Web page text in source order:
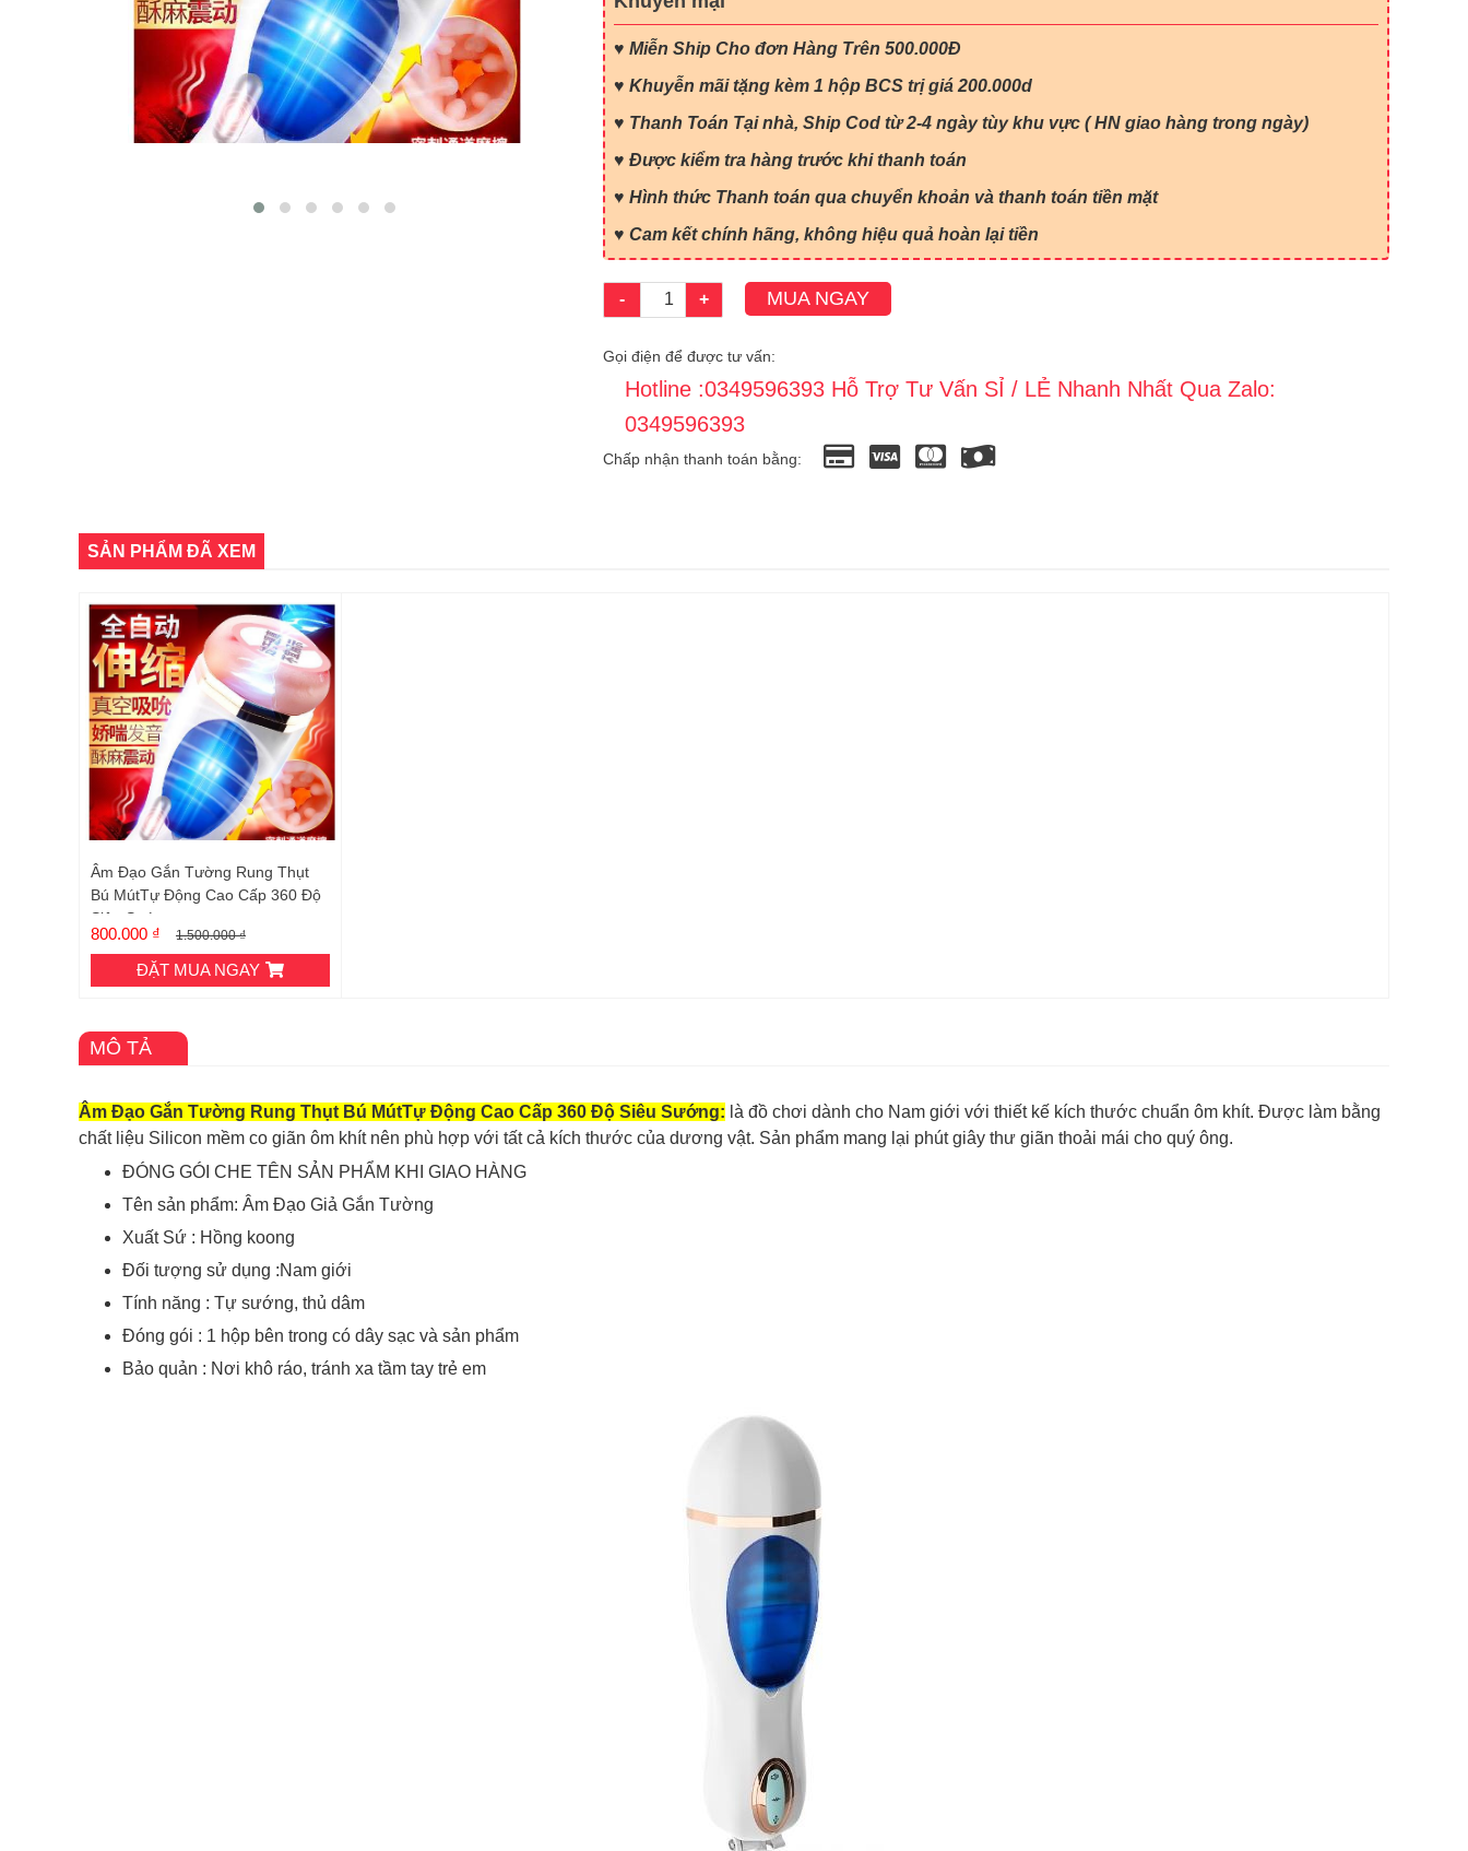
♥ Miễn Ship Cho đơn Hàng Trên 500.000Đ
♥ Khuyễn mãi tặng kèm 1 hộp BCS trị giá 200.000d
♥ Thanh Toán Tại nhà, Ship Cod từ 2-4 ngày tùy khu vực ( HN giao hàng trong ngày)
♥ Được kiểm tra hàng trước khi thanh toán
♥ Hình thức Thanh toán qua chuyển khoản và thanh toán tiền mặt
♥ Cam kết chính hãng, không hiệu quả hoàn lại tiền
- + MUA NGAY
Gọi điện để được tư vấn:
Hotline :0349596393 Hỗ Trợ Tư Vấn SỈ / LẺ Nhanh Nhất Qua Zalo:
0349596393
Chấp nhận thanh toán bằng:
SẢN PHẨM ĐÃ XEM
Âm Đạo Gắn Tường Rung Thụt
Bú MútTự Động Cao Cấp 360 Độ
Siêu Sướng
800.000 ₫ 1.500.000 ₫
ĐẶT MUA NGAY
MÔ TẢ
Âm Đạo Gắn Tường Rung Thụt Bú MútTự Động Cao Cấp 360 Độ Siêu Sướng: là đồ chơi dành cho Nam giới với thiết kế kích thước chuẩn ôm khít. Được làm bằng
chất liệu Silicon mềm co giãn ôm khít nên phù hợp với tất cả kích thước của dương vật. Sản phẩm mang lại phút giây thư giãn thoải mái cho quý ông.
ĐÓNG GÓI CHE TÊN SẢN PHẨM KHI GIAO HÀNG
Tên sản phẩm: Âm Đạo Giả Gắn Tường
Xuất Sứ : Hồng koong
Đối tượng sử dụng :Nam giới
Tính năng : Tự sướng, thủ dâm
Đóng gói : 1 hộp bên trong có dây sạc và sản phẩm
Bảo quản : Nơi khô ráo, tránh xa tầm tay trẻ em